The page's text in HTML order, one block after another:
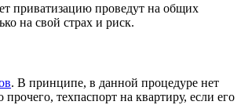
приватизацию проведут на общих
на свой страх и риск.
. В принципе, в данной процедуре нет
техпаспорт на квартиру, если его